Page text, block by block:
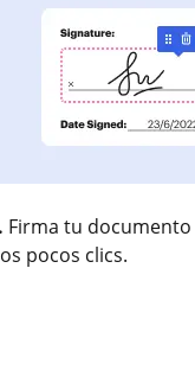
Firma tu documento
pocos clics.